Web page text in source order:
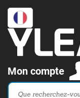
Mon compte